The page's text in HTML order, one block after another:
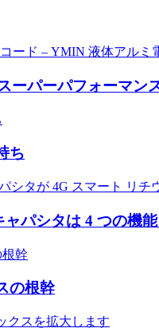
ーパーパフォーマン
ち
パシタは 4 つの機
の根幹